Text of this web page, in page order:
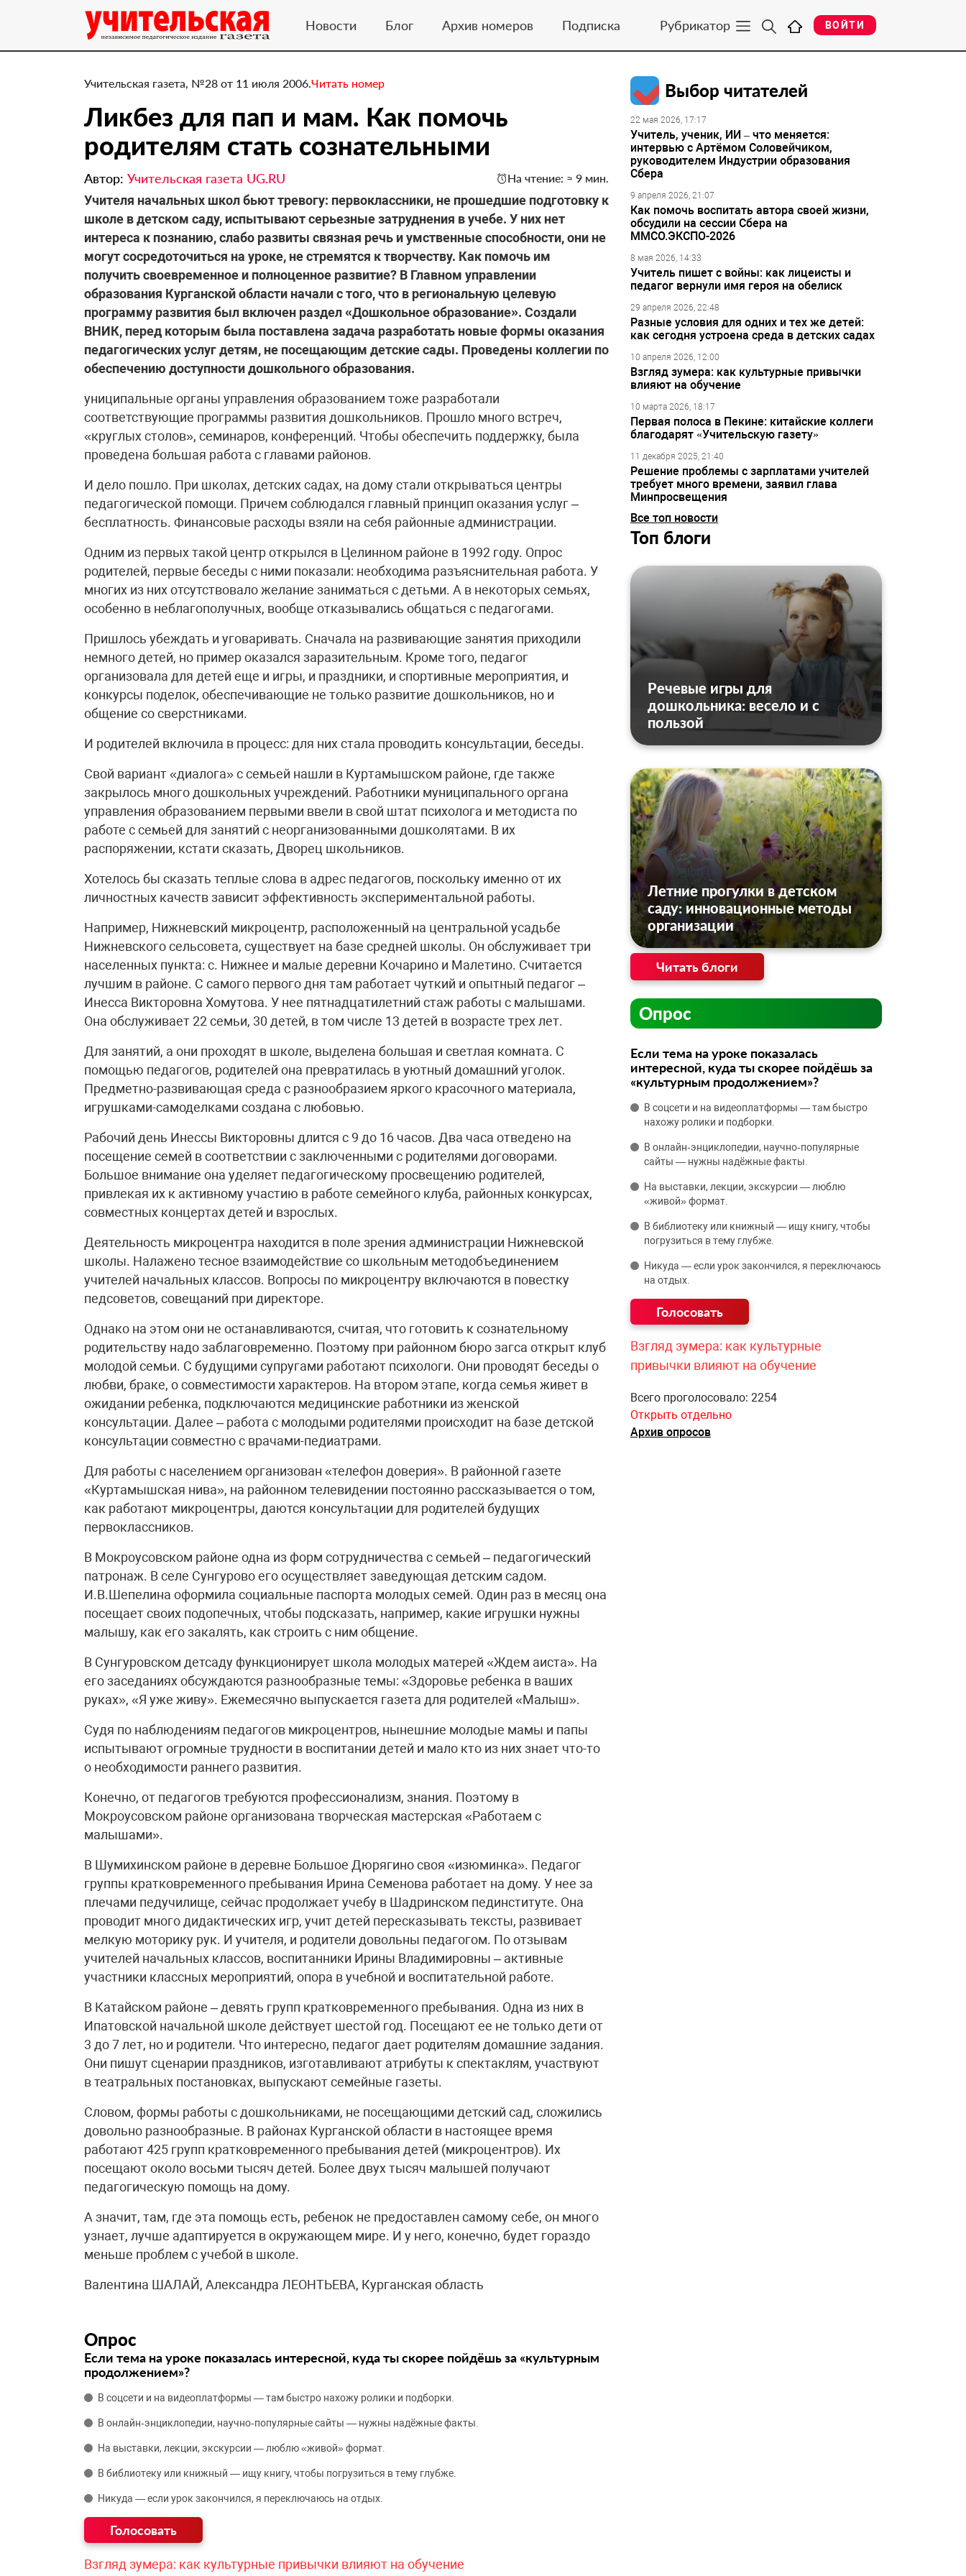
Новости Блог Архив номеров Подписка Рубрикатор ВОЙТИ
Учительская газета, №28 от 11 июля 2006.Читать номер
Ликбез для пап и мам. Как помочь
родителям стать сознательными
Автор: Учительская газета UG.RU На чтение: ≈ 9 мин.
Учителя начальных школ бьют тревогу: первоклассники, не прошедшие подготовку к
школе в детском саду, испытывают серьезные затруднения в учебе. У них нет
интереса к познанию, слабо развиты связная речь и умственные способности, они не
могут сосредоточиться на уроке, не стремятся к творчеству. Как помочь им
получить своевременное и полноценное развитие? В Главном управлении
образования Курганской области начали с того, что в региональную целевую
программу развития был включен раздел «Дошкольное образование». Создали
ВНИК, перед которым была поставлена задача разработать новые формы оказания
педагогических услуг детям, не посещающим детские сады. Проведены коллегии по
обеспечению доступности дошкольного образования.
униципальные органы управления образованием тоже разработали
соответствующие программы развития дошкольников. Прошло много встреч,
«круглых столов», семинаров, конференций. Чтобы обеспечить поддержку, была
проведена большая работа с главами районов.
И дело пошло. При школах, детских садах, на дому стали открываться центры
педагогической помощи. Причем соблюдался главный принцип оказания услуг –
бесплатность. Финансовые расходы взяли на себя районные администрации.
Одним из первых такой центр открылся в Целинном районе в 1992 году. Опрос
родителей, первые беседы с ними показали: необходима разъяснительная работа. У
многих из них отсутствовало желание заниматься с детьми. А в некоторых семьях,
особенно в неблагополучных, вообще отказывались общаться с педагогами.
Пришлось убеждать и уговаривать. Сначала на развивающие занятия приходили
немного детей, но пример оказался заразительным. Кроме того, педагог
организовала для детей еще и игры, и праздники, и спортивные мероприятия, и
конкурсы поделок, обеспечивающие не только развитие дошкольников, но и
общение со сверстниками.
И родителей включила в процесс: для них стала проводить консультации, беседы.
Свой вариант «диалога» с семьей нашли в Куртамышском районе, где также
закрылось много дошкольных учреждений. Работники муниципального органа
управления образованием первыми ввели в свой штат психолога и методиста по
работе с семьей для занятий с неорганизованными дошколятами. В их
распоряжении, кстати сказать, Дворец школьников.
Хотелось бы сказать теплые слова в адрес педагогов, поскольку именно от их
личностных качеств зависит эффективность экспериментальной работы.
Например, Нижневский микроцентр, расположенный на центральной усадьбе
Нижневского сельсовета, существует на базе средней школы. Он обслуживает три
населенных пункта: с. Нижнее и малые деревни Кочарино и Малетино. Считается
лучшим в районе. С самого первого дня там работает чуткий и опытный педагог –
Инесса Викторовна Хомутова. У нее пятнадцатилетний стаж работы с малышами.
Она обслуживает 22 семьи, 30 детей, в том числе 13 детей в возрасте трех лет.
Для занятий, а они проходят в школе, выделена большая и светлая комната. С
помощью педагогов, родителей она превратилась в уютный домашний уголок.
Предметно-развивающая среда с разнообразием яркого красочного материала,
игрушками-самоделками создана с любовью.
Рабочий день Инессы Викторовны длится с 9 до 16 часов. Два часа отведено на
посещение семей в соответствии с заключенными с родителями договорами.
Большое внимание она уделяет педагогическому просвещению родителей,
привлекая их к активному участию в работе семейного клуба, районных конкурсах,
совместных концертах детей и взрослых.
Деятельность микроцентра находится в поле зрения администрации Нижневской
школы. Налажено тесное взаимодействие со школьным методобъединением
учителей начальных классов. Вопросы по микроцентру включаются в повестку
педсоветов, совещаний при директоре.
Однако на этом они не останавливаются, считая, что готовить к сознательному
родительству надо заблаговременно. Поэтому при районном бюро загса открыт клуб
молодой семьи. С будущими супругами работают психологи. Они проводят беседы о
любви, браке, о совместимости характеров. На втором этапе, когда семья живет в
ожидании ребенка, подключаются медицинские работники из женской
консультации. Далее – работа с молодыми родителями происходит на базе детской
консультации совместно с врачами-педиатрами.
Для работы с населением организован «телефон доверия». В районной газете
«Куртамышская нива», на районном телевидении постоянно рассказывается о том,
как работают микроцентры, даются консультации для родителей будущих
первоклассников.
В Мокроусовском районе одна из форм сотрудничества с семьей – педагогический
патронаж. В селе Сунгурово его осуществляет заведующая детским садом.
И.В.Шепелина оформила социальные паспорта молодых семей. Один раз в месяц она
посещает своих подопечных, чтобы подсказать, например, какие игрушки нужны
малышу, как его закалять, как строить с ним общение.
В Сунгуровском детсаду функционирует школа молодых матерей «Ждем аиста». На
его заседаниях обсуждаются разнообразные темы: «Здоровье ребенка в ваших
руках», «Я уже живу». Ежемесячно выпускается газета для родителей «Малыш».
Судя по наблюдениям педагогов микроцентров, нынешние молодые мамы и папы
испытывают огромные трудности в воспитании детей и мало кто из них знает что-то
о необходимости раннего развития.
Конечно, от педагогов требуются профессионализм, знания. Поэтому в
Мокроусовском районе организована творческая мастерская «Работаем с
малышами».
В Шумихинском районе в деревне Большое Дюрягино своя «изюминка». Педагог
группы кратковременного пребывания Ирина Семенова работает на дому. У нее за
плечами педучилище, сейчас продолжает учебу в Шадринском пединституте. Она
проводит много дидактических игр, учит детей пересказывать тексты, развивает
мелкую моторику рук. И учителя, и родители довольны педагогом. По отзывам
учителей начальных классов, воспитанники Ирины Владимировны – активные
участники классных мероприятий, опора в учебной и воспитательной работе.
В Катайском районе – девять групп кратковременного пребывания. Одна из них в
Ипатовской начальной школе действует шестой год. Посещают ее не только дети от
3 до 7 лет, но и родители. Что интересно, педагог дает родителям домашние задания.
Они пишут сценарии праздников, изготавливают атрибуты к спектаклям, участвуют
в театральных постановках, выпускают семейные газеты.
Словом, формы работы с дошкольниками, не посещающими детский сад, сложились
довольно разнообразные. В районах Курганской области в настоящее время
работают 425 групп кратковременного пребывания детей (микроцентров). Их
посещают около восьми тысяч детей. Более двух тысяч малышей получают
педагогическую помощь на дому.
А значит, там, где эта помощь есть, ребенок не предоставлен самому себе, он много
узнает, лучше адаптируется в окружающем мире. И у него, конечно, будет гораздо
меньше проблем с учебой в школе.
Валентина ШАЛАЙ, Александра ЛЕОНТЬЕВА, Курганская область
Опрос
Если тема на уроке показалась интересной, куда ты скорее пойдёшь за «культурным
продолжением»?
В соцсети и на видеоплатформы — там быстро нахожу ролики и подборки.
В онлайн‑энциклопедии, научно‑популярные сайты — нужны надёжные факты.
На выставки, лекции, экскурсии — люблю «живой» формат.
В библиотеку или книжный — ищу книгу, чтобы погрузиться в тему глубже.
Никуда — если урок закончился, я переключаюсь на отдых.
Взгляд зумера: как культурные привычки влияют на обучение
Выбор читателей
22 мая 2026, 17:17
Учитель, ученик, ИИ – что меняется:
интервью с Артёмом Соловейчиком,
руководителем Индустрии образования
Сбера
9 апреля 2026, 21:07
Как помочь воспитать автора своей жизни,
обсудили на сессии Сбера на
ММСО.ЭКСПО-2026
8 мая 2026, 14:33
Учитель пишет с войны: как лицеисты и
педагог вернули имя героя на обелиск
29 апреля 2026, 22:48
Разные условия для одних и тех же детей:
как сегодня устроена среда в детских садах
10 апреля 2026, 12:00
Взгляд зумера: как культурные привычки
влияют на обучение
10 марта 2026, 18:17
Первая полоса в Пекине: китайские коллеги
благодарят «Учительскую газету»
11 декабря 2025, 21:40
Решение проблемы с зарплатами учителей
требует много времени, заявил глава
Минпросвещения
Все топ новости
Топ блоги
Речевые игры для
дошкольника: весело и с
пользой
Летние прогулки в детском
саду: инновационные методы
организации
Читать блоги
Опрос
Если тема на уроке показалась
интересной, куда ты скорее пойдёшь за
«культурным продолжением»?
В соцсети и на видеоплатформы — там быстро
нахожу ролики и подборки.
В онлайн‑энциклопедии, научно‑популярные
сайты — нужны надёжные факты.
На выставки, лекции, экскурсии — люблю
«живой» формат.
В библиотеку или книжный — ищу книгу, чтобы
погрузиться в тему глубже.
Никуда — если урок закончился, я переключаюсь
на отдых.
Взгляд зумера: как культурные
привычки влияют на обучение
Всего проголосовало: 2254
Открыть отдельно
Архив опросов